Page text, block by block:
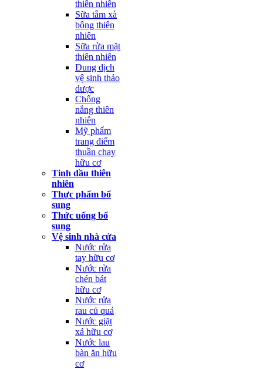
thiên nhiên
Sữa tắm xà
bông thiên
nhiên
Sữa rửa mặt
thiên nhiên
Dung dịch
vệ sinh thảo
dược
Chống
nắng thiên
nhiên
Mỹ phẩm
trang điểm
thuần chay
hữu cơ
Tinh dầu thiên
nhiên
Thực phẩm bổ
sung
Thức uống bổ
sung
Vệ sinh nhà cửa
Nước rửa
tay hữu cơ
Nước rửa
chén bát
hữu cơ
Nước rửa
rau củ quả
Nước giặt
xả hữu cơ
Nước lau
bàn ăn hữu
cơ